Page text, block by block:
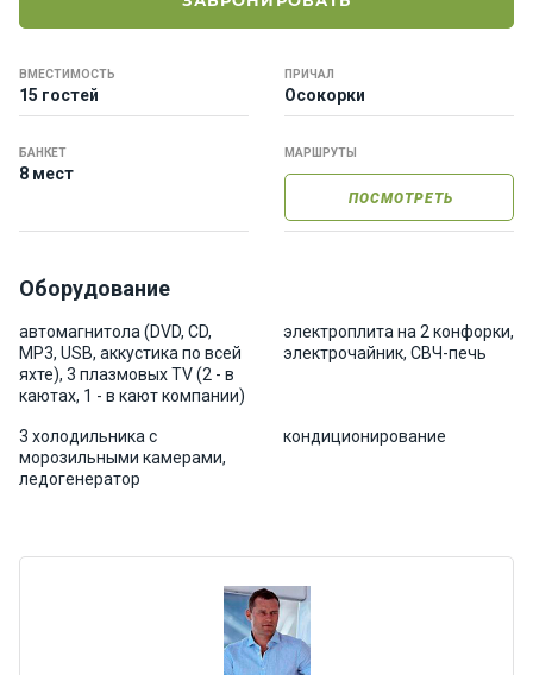
ВМЕСТИМОСТЬ
15 гостей
ПРИЧАЛ
Осокорки
БАНКЕТ
8 мест
МАРШРУТЫ
ПОСМОТРЕТЬ
Оборудование
автомагнитола (DVD, CD,
MP3, USB, аккустика по всей
яхте), 3 плазмовых TV (2 - в
каютах, 1 - в кают компании)
электроплита на 2 конфорки,
электрочайник, СВЧ-печь
3 холодильника с
морозильными камерами,
ледогенератор
кондиционирование
т
р
О нас
Програ
ммы